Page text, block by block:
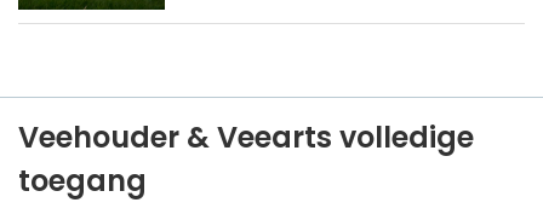
Veehouder & Veearts volledige
toegang